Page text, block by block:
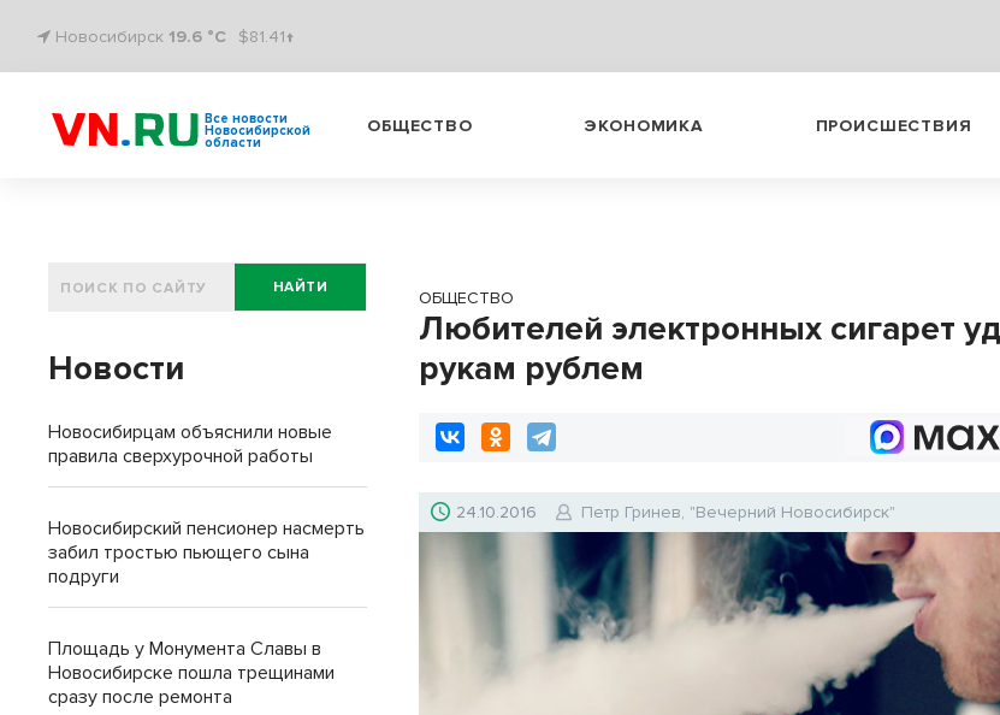
Новосибирск 19.6 °C $81.41↑
Все новости
Новосибирской
области
ОБЩЕСТВО ЭКОНОМИКА ПРОИСШЕСТВИЯ
ОБЩЕСТВО
Любителей электронных сигарет
рукам рублем
24.10.2016 Петр Гринев, "Вечерний Новосибирск"
НАЙТИ
Новости
Новосибирцам объяснили новые
правила сверхурочной работы
Новосибирский пенсионер насмерть
забил тростью пьющего сына
подруги
Площадь у Монумента Славы в
Новосибирске пошла трещинами
сразу после ремонта